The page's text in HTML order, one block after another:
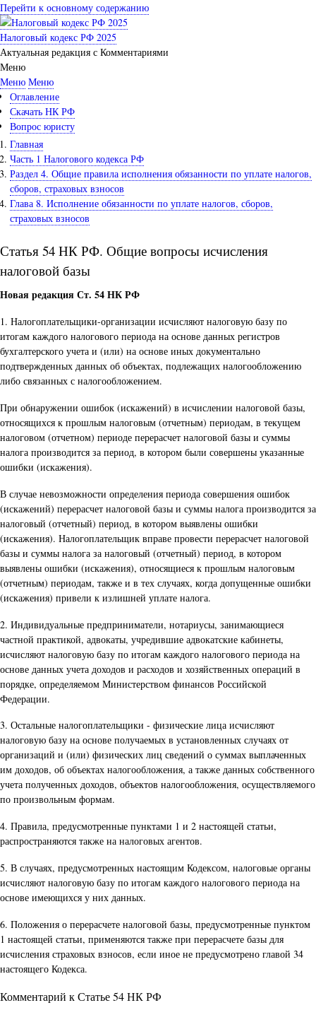
Перейти к основному содержанию
Налоговый кодекс РФ 2025
Актуальная редакция с Комментариями
Меню
Меню Меню
Оглавление
Скачать НК РФ
Вопрос юристу
Главная
Часть 1 Налогового кодекса РФ
Раздел 4. Общие правила исполнения обязанности по уплате налогов,
сборов, страховых взносов
Глава 8. Исполнение обязанности по уплате налогов, сборов,
страховых взносов
Статья 54 НК РФ. Общие вопросы исчисления
налоговой базы
Новая редакция Ст. 54 НК РФ
1. Налогоплательщики-организации исчисляют налоговую базу по
итогам каждого налогового периода на основе данных регистров
бухгалтерского учета и (или) на основе иных документально
подтвержденных данных об объектах, подлежащих налогообложению
либо связанных с налогообложением.
При обнаружении ошибок (искажений) в исчислении налоговой базы,
относящихся к прошлым налоговым (отчетным) периодам, в текущем
налоговом (отчетном) периоде перерасчет налоговой базы и суммы
налога производится за период, в котором были совершены указанные
ошибки (искажения).
В случае невозможности определения периода совершения ошибок
(искажений) перерасчет налоговой базы и суммы налога производится за
налоговый (отчетный) период, в котором выявлены ошибки
(искажения). Налогоплательщик вправе провести перерасчет налоговой
базы и суммы налога за налоговый (отчетный) период, в котором
выявлены ошибки (искажения), относящиеся к прошлым налоговым
(отчетным) периодам, также и в тех случаях, когда допущенные ошибки
(искажения) привели к излишней уплате налога.
2. Индивидуальные предприниматели, нотариусы, занимающиеся
частной практикой, адвокаты, учредившие адвокатские кабинеты,
исчисляют налоговую базу по итогам каждого налогового периода на
основе данных учета доходов и расходов и хозяйственных операций в
порядке, определяемом Министерством финансов Российской
Федерации.
3. Остальные налогоплательщики - физические лица исчисляют
налоговую базу на основе получаемых в установленных случаях от
организаций и (или) физических лиц сведений о суммах выплаченных
им доходов, об объектах налогообложения, а также данных собственного
учета полученных доходов, объектов налогообложения, осуществляемого
по произвольным формам.
4. Правила, предусмотренные пунктами 1 и 2 настоящей статьи,
распространяются также на налоговых агентов.
5. В случаях, предусмотренных настоящим Кодексом, налоговые органы
исчисляют налоговую базу по итогам каждого налогового периода на
основе имеющихся у них данных.
6. Положения о перерасчете налоговой базы, предусмотренные пунктом
1 настоящей статьи, применяются также при перерасчете базы для
исчисления страховых взносов, если иное не предусмотрено главой 34
настоящего Кодекса.
Комментарий к Статье 54 НК РФ